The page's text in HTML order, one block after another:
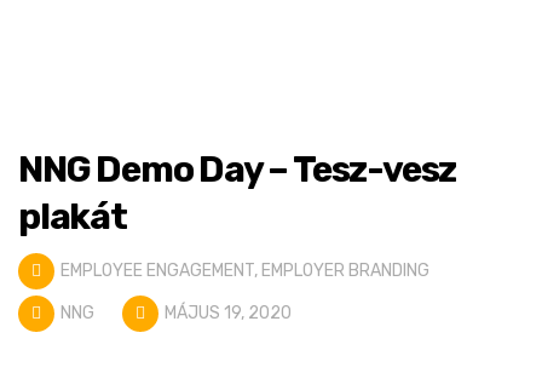
NNG Demo Day – Tesz-vesz
plakát
EMPLOYEE ENGAGEMENT, EMPLOYER BRANDING
NNG MÁJUS 19, 2020